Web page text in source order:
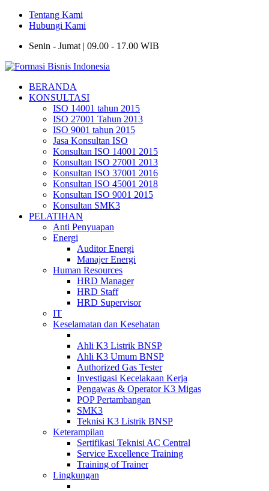
Tentang Kami
Hubungi Kami
Senin - Jumat | 09.00 - 17.00 WIB
BERANDA
KONSULTASI
ISO 14001 tahun 2015
ISO 27001 Tahun 2013
ISO 9001 tahun 2015
Jasa Konsultan ISO
Konsultan ISO 14001 2015
Konsultan ISO 27001 2013
Konsultan ISO 37001 2016
Konsultan ISO 45001 2018
Konsultan ISO 9001 2015
Konsultan SMK3
PELATIHAN
Anti Penyuapan
Energi
Auditor Energi
Manajer Energi
Human Resources
HRD Manager
HRD Staff
HRD Supervisor
IT
Keselamatan dan Kesehatan
Ahli K3 Listrik BNSP
Ahli K3 Umum BNSP
Authorized Gas Tester
Investigasi Kecelakaan Kerja
Pengawas & Operator K3 Migas
POP Pertambangan
SMK3
Teknisi K3 Listrik BNSP
Keterampilan
Sertifikasi Teknisi AC Central
Service Excellence Training
Training of Trainer
Lingkungan